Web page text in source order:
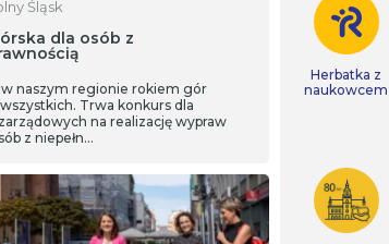
Śląsk
dla osób z
naszym regionie rokiem gór
Trwa konkurs dla
na realizację wypraw
z niepełn…
Herbatka z
naukowcem